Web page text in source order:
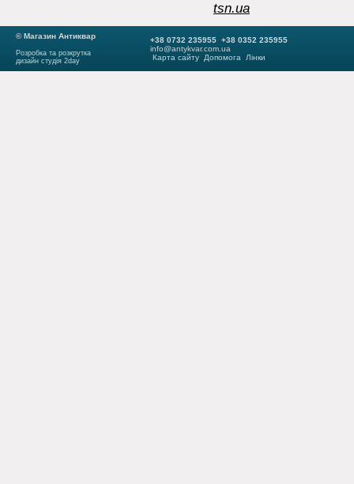
tsn.ua
© Магазин Антиквар
Розробка та розкрутка
дизайн студія 2day
+38 0732 235955 +38 0352 235955
info@antykvar.com.ua
Карта сайту
Допомога Лінки